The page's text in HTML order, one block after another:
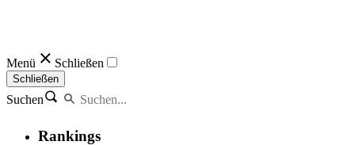
Menü Schließen
Schließen
Suchen
Rankings